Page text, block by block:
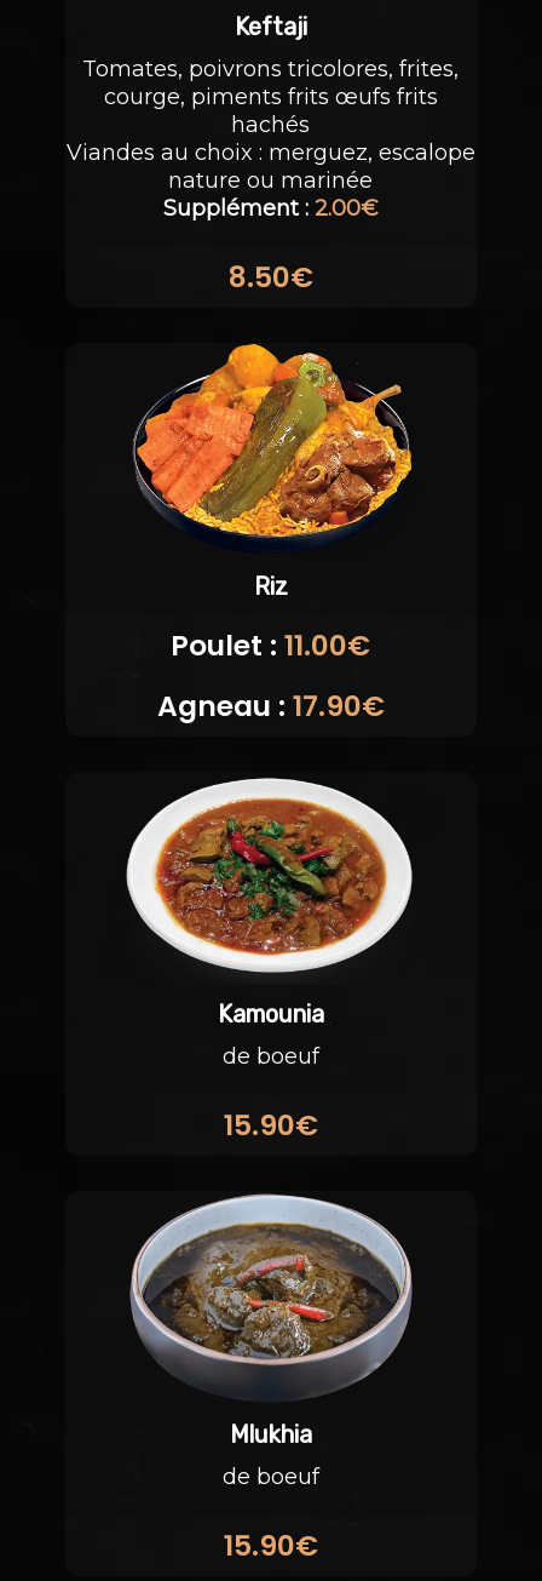
Keftaji
Tomates, poivrons tricolores, frites,
courge, piments frits œufs frits
hachés
Viandes au choix : merguez, escalope
nature ou marinée
Supplément : 2.00€
8.50€
Riz
Poulet :11.00€
Agneau : 17.90€
Kamounia
de boeuf
15.90€
Mlukhia
de boeuf
15.90€